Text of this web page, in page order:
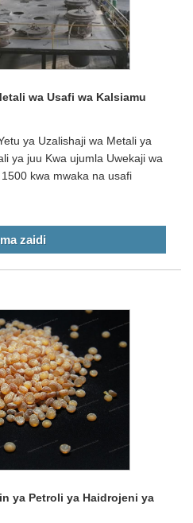
wa Usafi wa Kalsiamu
ya Uzalishaji wa Metali ya
ya juu Kwa ujumla Uwekaji wa
kwa mwaka na usafi
zaidi
ya Petroli ya Haidrojeni ya